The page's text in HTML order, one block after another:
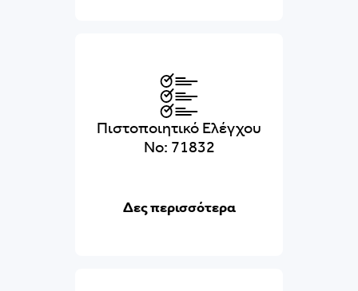
Πιστοποιητικό Ελέγχου
No: 71832
Δες περισσότερα